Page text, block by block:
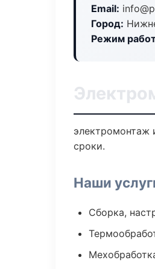
Email:
Город:
Режим
электромонтаж
сроки.
Наши
Сборка,